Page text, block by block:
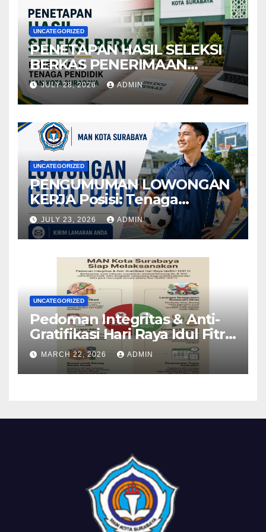
UNCATEGORIZED
PENETAPAN HASIL SELEKSI
BERKAS PENERIMAAN
TENAGA PENDIDIKMAN
KOTA SURABAYA
JULY 28, 2026 ADMIN
UNCATEGORIZED
PENGUMUMAN LOWONGAN
KERJA Posisi: Tenaga
Pendidik
JULY 23, 2026 ADMIN
UNCATEGORIZED
Pedoman Integritas & Anti-
Gratifikasi Hari Raya Idul Fitri
1447 H
MARCH 22, 2026 ADMIN